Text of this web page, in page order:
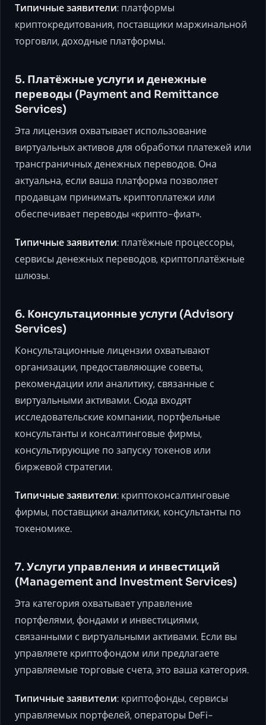
Типичные заявители: платформы
криптокредитования, поставщики маржинальной
торговли, доходные платформы.
5. Платёжные услуги и денежные
переводы (Payment and Remittance
Services)
Эта лицензия охватывает использование
виртуальных активов для обработки платежей или
трансграничных денежных переводов. Она
актуальна, если ваша платформа позволяет
продавцам принимать криптоплатежи или
обеспечивает переводы «крипто-фиат».
Типичные заявители: платёжные процессоры,
сервисы денежных переводов, криптоплатёжные
шлюзы.
6. Консультационные услуги (Advisory
Services)
Консультационные лицензии охватывают
организации, предоставляющие советы,
рекомендации или аналитику, связанные с
виртуальными активами. Сюда входят
исследовательские компании, портфельные
консультанты и консалтинговые фирмы,
консультирующие по запуску токенов или
биржевой стратегии.
Типичные заявители: криптоконсалтинговые
фирмы, поставщики аналитики, консультанты по
токеномике.
7. Услуги управления и инвестиций
(Management and Investment Services)
Эта категория охватывает управление
портфелями, фондами и инвестициями,
связанными с виртуальными активами. Если вы
управляете криптофондом или предлагаете
управляемые торговые счета, это ваша категория.
Типичные заявители: криптофонды, сервисы
управляемых портфелей, операторы DeFi-